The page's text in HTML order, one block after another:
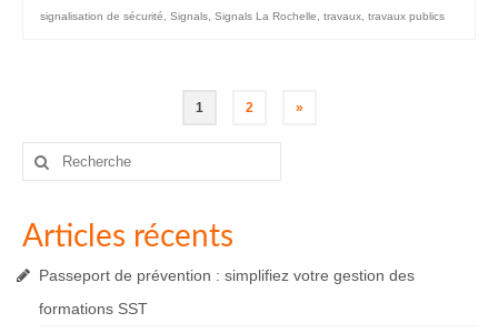
signalisation de sécurité
Signals Signals La Rochelle travaux travaux publics
des
1 2 »
Rechercher
Articles récents
Passeport de prévention : simplifiez votre gestion des
formations SST